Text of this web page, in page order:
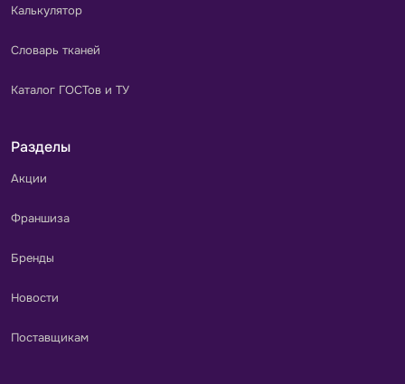
Калькулятор
Словарь тканей
Каталог ГОСТов и ТУ
Разделы
Акции
Франшиза
Бренды
Новости
Поставщикам